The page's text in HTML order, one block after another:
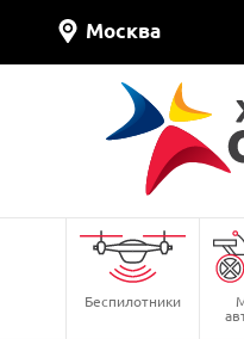
Москва
Беспилотники